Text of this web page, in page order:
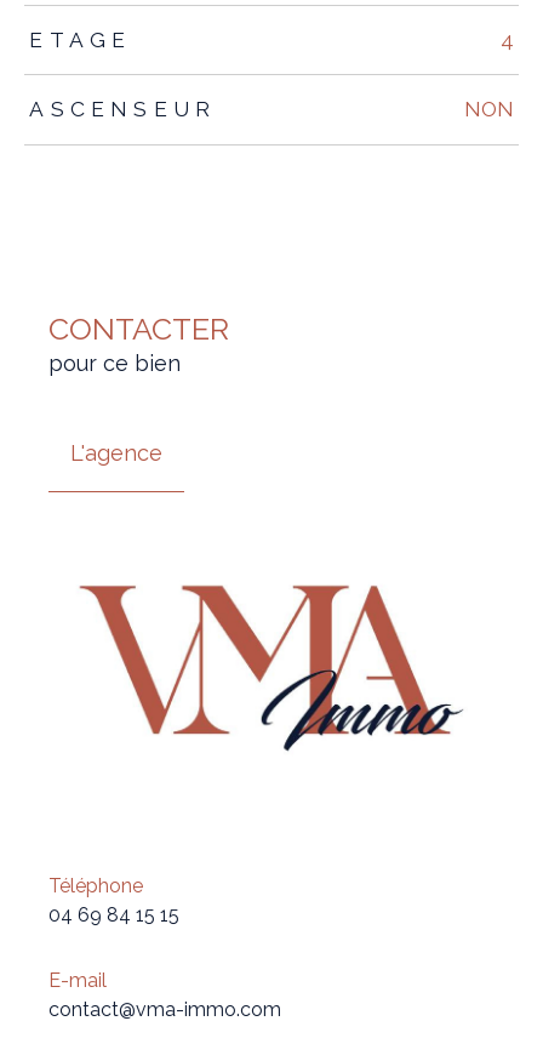
ETAGE 4
ASCENSEUR NON
CONTACTER
pour ce bien
L'agence
Téléphone
04 69 84 15 15
E-mail
contact@vma-immo.com